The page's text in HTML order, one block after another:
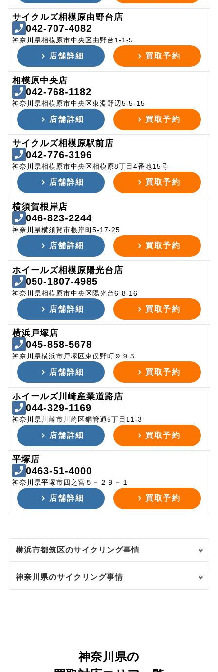
サイクルズ相模原由野台店
042-707-4082
神奈川県相模原市中央区由野台1-1-5
店舗詳細 買取予約
相模原中央店
042-768-1182
神奈川県相模原市中央区東淵野辺5-5-15
店舗詳細 買取予約
サイクルズ相模原駅前店
042-776-3196
神奈川県相模原市中央区相模原8丁目4番地15号
店舗詳細 買取予約
横須賀根岸店
046-823-2244
神奈川県横須賀市根岸町5-17-25
店舗詳細 買取予約
ホイールズ相模原陽光台店
050-1807-4985
神奈川県相模原市中央区陽光台6-8-16
店舗詳細 買取予約
横浜戸塚店
045-858-5678
神奈川県横浜市戸塚区東俣野町９９５
店舗詳細 買取予約
ホイールズ川崎産業道路店
044-329-1169
神奈川県川崎市川崎区鋼管通5丁目11-3
店舗詳細 買取予約
平塚店
0463-51-4000
神奈川県平塚市四之宮５－２９－１
店舗詳細 買取予約
横浜市都筑区のサイクリング事情
神奈川県のサイクリング事情
神奈川県の